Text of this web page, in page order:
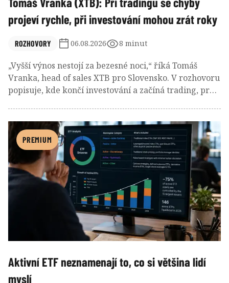
projeví rychle, při investování mohou zrát roky
ROZHOVORY 06.08.2026 8 minut
„Vyšší výnos nestojí za bezesné noci,“ říká Tomáš
Vranka, head of sales XTB pro Slovensko. V rozhovoru
popisuje, kde končí investování a začíná trading, proč
obchodníci a proč by navzdory nižším valuacím
evropských akcií dlouhodobě vsadil na USA.
PREMIUM
Aktivní ETF neznamenají to, co si většina lidí
myslí